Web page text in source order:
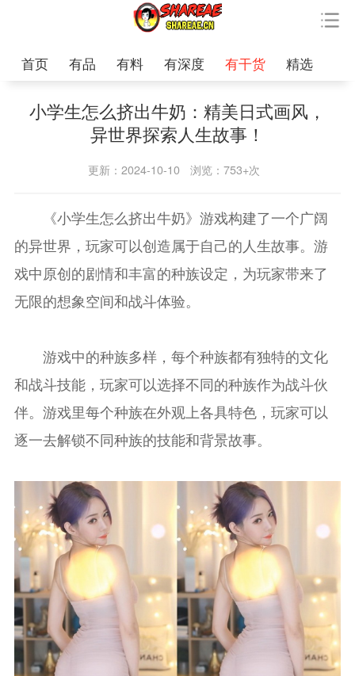
首页 有品 有料 有深度 有干货 精选
小学生怎么挤出牛奶：精美日式画风，
异世界探索人生故事！
更新：2024-10-10 浏览：753+次
《小学生怎么挤出牛奶》游戏构建了一个广阔
的异世界，玩家可以创造属于自己的人生故事。游
戏中原创的剧情和丰富的种族设定，为玩家带来了
无限的想象空间和战斗体验。
游戏中的种族多样，每个种族都有独特的文化
和战斗技能，玩家可以选择不同的种族作为战斗伙
伴。游戏里每个种族在外观上各具特色，玩家可以
逐一去解锁不同种族的技能和背景故事。